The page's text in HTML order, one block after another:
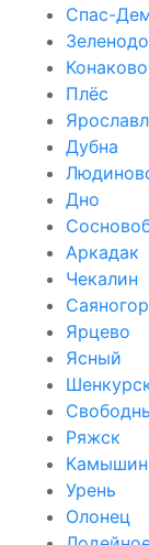
Спас-
Конаково
Плёс
Дубна
Дно
Аркадак
Чекалин
Ярцево
Ясный
Ряжск
Камышин
Урень
Олонец